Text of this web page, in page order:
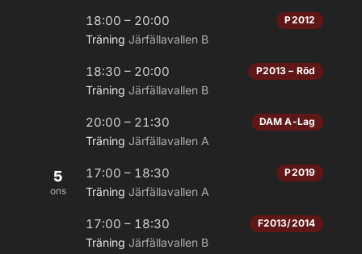
18:00 – 20:00 P2012
Träning Järfällavallen B
18:30 – 20:00 P2013 – Röd
Träning Järfällavallen B
20:00 – 21:30 DAM A-Lag
Träning Järfällavallen A
5
ons
17:00 – 18:30 P2019
Träning Järfällavallen A
17:00 – 18:30 F2013/2014
Träning Järfällavallen B